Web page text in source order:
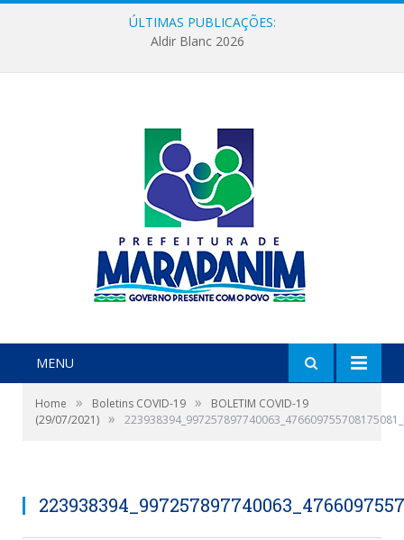
ÚLTIMAS PUBLICAÇÕES:
Aldir Blanc 2026
MENU
Home » Boletins COVID-19 »
BOLETIM COVID-19
(29/07/2021) »